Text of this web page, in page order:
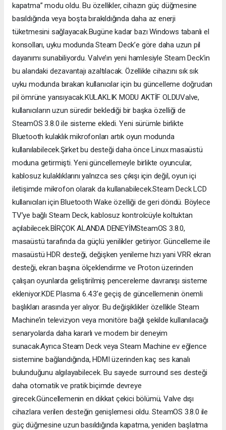
kapatma” modu oldu. Bu özellikler, cihazın güç düğmesine
basıldığında veya boşta bırakıldığında daha az enerji
tüketmesini sağlayacak.Bugüne kadar bazı Windows tabanlı el
konsolları, uyku modunda Steam Deck’e göre daha uzun pil
dayanımı sunabiliyordu. Valve’ın yeni hamlesiyle Steam Deck’in
bu alandaki dezavantajı azaltılacak. Özellikle cihazını sık sık
uyku modunda bırakan kullanıcılar için bu güncelleme doğrudan
pil ömrüne yansıyacak.KULAKLIK MODU AKTİF OLDUValve,
kullanıcıların uzun süredir beklediği bir başka özelliği de
SteamOS 3.8.0 ile sisteme ekledi. Yeni sürümle birlikte
Bluetooth kulaklık mikrofonları artık oyun modunda
kullanılabilecek.Şirket bu desteği daha önce Linux masaüstü
moduna getirmişti. Yeni güncellemeyle birlikte oyuncular,
kablosuz kulaklıklarını yalnızca ses çıkışı için değil, oyun içi
iletişimde mikrofon olarak da kullanabilecek.Steam Deck LCD
kullanıcıları için Bluetooth Wake özelliği de geri döndü. Böylece
TV’ye bağlı Steam Deck, kablosuz kontrolcüyle koltuktan
açılabilecek.BİRÇOK ALANDA DENEYİMSteamOS 3.8.0,
masaüstü tarafında da güçlü yenilikler getiriyor. Güncelleme ile
masaüstü HDR desteği, değişken yenileme hızı yani VRR ekran
desteği, ekran başına ölçeklendirme ve Proton üzerinden
çalışan oyunlarda geliştirilmiş pencereleme davranışı sisteme
ekleniyor.KDE Plasma 6.4.3’e geçiş de güncellemenin önemli
başlıkları arasında yer alıyor. Bu değişiklikler özellikle Steam
Machine’in televizyon veya monitöre bağlı şekilde kullanılacağı
senaryolarda daha kararlı ve modern bir deneyim
sunacak.Ayrıca Steam Deck veya Steam Machine ev eğlence
sistemine bağlandığında, HDMI üzerinden kaç ses kanalı
bulunduğunu algılayabilecek. Bu sayede surround ses desteği
daha otomatik ve pratik biçimde devreye
girecek.Güncellemenin en dikkat çekici bölümü, Valve dışı
cihazlara verilen desteğin genişlemesi oldu. SteamOS 3.8.0 ile
güç düğmesine uzun basıldığında kapatma, yeniden başlatma